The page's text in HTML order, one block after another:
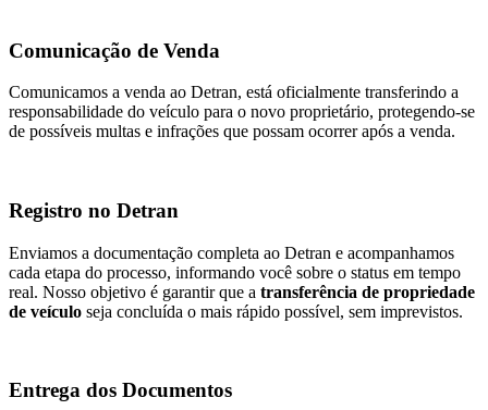
Comunicação de Venda
Comunicamos a venda ao Detran, está oficialmente transferindo a
responsabilidade do veículo para o novo proprietário, protegendo-se
de possíveis multas e infrações que possam ocorrer após a venda.
Registro no Detran
Enviamos a documentação completa ao Detran e acompanhamos
cada etapa do processo, informando você sobre o status em tempo
real. Nosso objetivo é garantir que a transferência de propriedade
de veículo seja concluída o mais rápido possível, sem imprevistos.
Entrega dos Documentos